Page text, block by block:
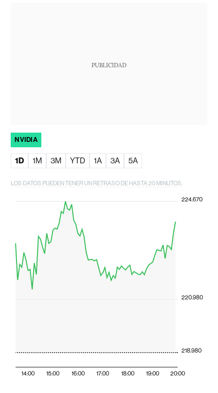
PUBLICIDAD
NVIDIA
1D 1M 3M YTD 1A 3A 5A
LOS DATOS PUEDEN TENER UN RETRASO DE HASTA 20 MINUTOS.
14:00 15:00 16:00 17:00 18:00 19:00 20:00
218.980
220.980
224.670